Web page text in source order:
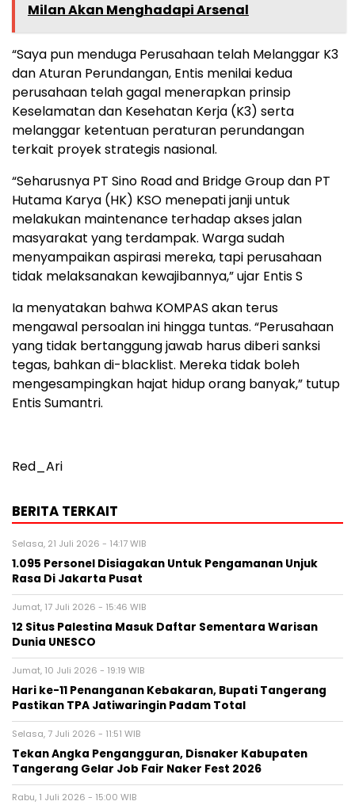
Milan Akan Menghadapi Arsenal
“Saya pun menduga Perusahaan telah Melanggar K3
dan Aturan Perundangan, Entis menilai kedua
perusahaan telah gagal menerapkan prinsip
Keselamatan dan Kesehatan Kerja (K3) serta
melanggar ketentuan peraturan perundangan
terkait proyek strategis nasional.
“Seharusnya PT Sino Road and Bridge Group dan PT
Hutama Karya (HK) KSO menepati janji untuk
melakukan maintenance terhadap akses jalan
masyarakat yang terdampak. Warga sudah
menyampaikan aspirasi mereka, tapi perusahaan
tidak melaksanakan kewajibannya,” ujar Entis S
Ia menyatakan bahwa KOMPAS akan terus
mengawal persoalan ini hingga tuntas. “Perusahaan
yang tidak bertanggung jawab harus diberi sanksi
tegas, bahkan di-blacklist. Mereka tidak boleh
mengesampingkan hajat hidup orang banyak,” tutup
Entis Sumantri.
Red_Ari
BERITA TERKAIT
Selasa, 21 Juli 2026 - 14:17 WIB
1.095 Personel Disiagakan Untuk Pengamanan Unjuk
Rasa Di Jakarta Pusat
Jumat, 17 Juli 2026 - 15:46 WIB
12 Situs Palestina Masuk Daftar Sementara Warisan
Dunia UNESCO
Jumat, 10 Juli 2026 - 19:19 WIB
Hari ke-11 Penanganan Kebakaran, Bupati Tangerang
Pastikan TPA Jatiwaringin Padam Total
Selasa, 7 Juli 2026 - 11:51 WIB
Tekan Angka Pengangguran, Disnaker Kabupaten
Tangerang Gelar Job Fair Naker Fest 2026
Rabu, 1 Juli 2026 - 15:00 WIB